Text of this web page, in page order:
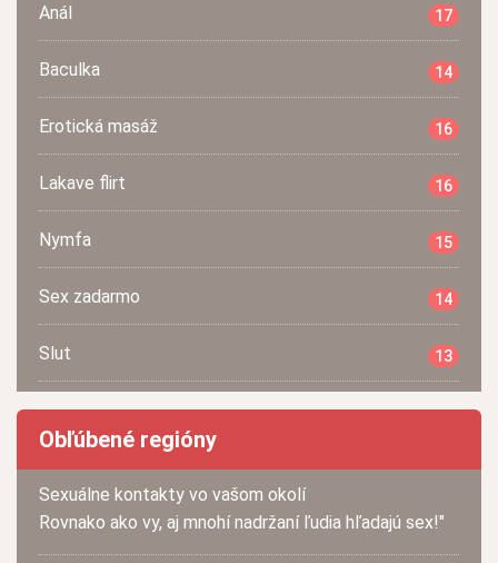
Anál 17
Baculka 14
Erotická masáž 16
Lakave flirt 16
Nymfa 15
Sex zadarmo 14
Slut 13
Obľúbené regióny
Sexuálne kontakty vo vašom okolí
Rovnako ako vy, aj mnohí nadržaní ľudia hľadajú sex!"